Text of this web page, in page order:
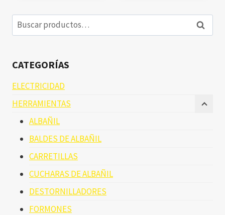
Buscar
por:
Buscar
CATEGORÍAS
ELECTRICIDAD
HERRAMIENTAS
ALBAÑIL
BALDES DE ALBAÑIL
CARRETILLAS
CUCHARAS DE ALBAÑIL
DESTORNILLADORES
FORMONES